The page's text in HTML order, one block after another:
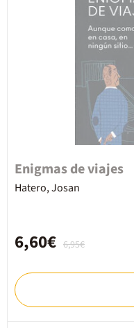
Enigmas de viajes
Hatero, Josan
6,95€
6,60€